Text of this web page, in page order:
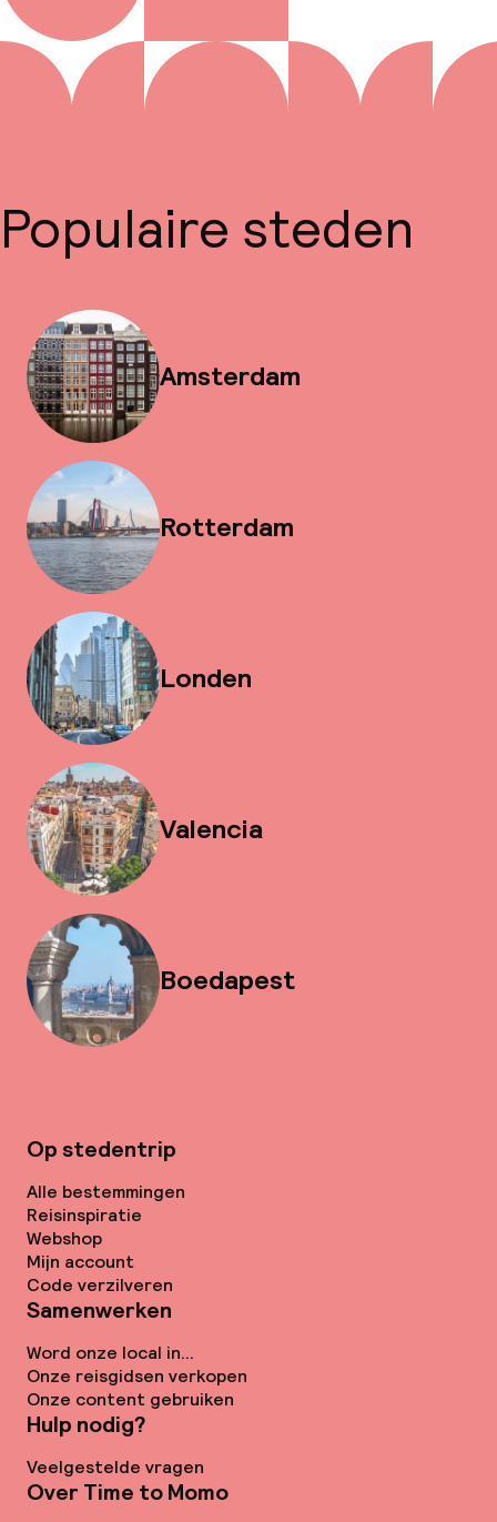
Populaire steden
Amsterdam
Rotterdam
Londen
Valencia
Boedapest
Op stedentrip
Alle bestemmingen
Reisinspiratie
Webshop
Mijn account
Code verzilveren
Samenwerken
Word onze local in...
Onze reisgidsen verkopen
Onze content gebruiken
Hulp nodig?
Veelgestelde vragen
Over Time to Momo